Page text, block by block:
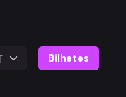
Bilhetes